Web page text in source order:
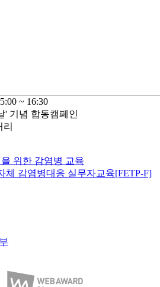
~ 16:30
' 기념 합동캠페인
위한 감염병 교육
체 감염병대응 실무자교육[FETP-F]